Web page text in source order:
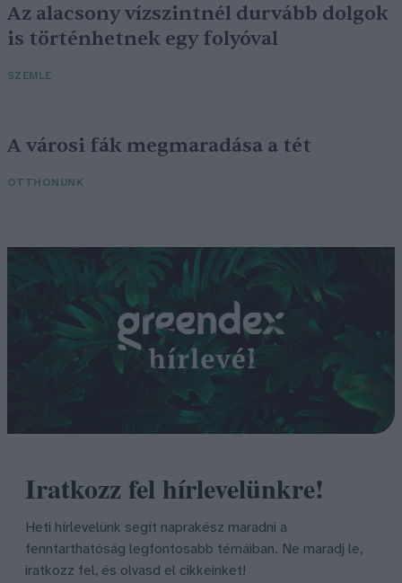
Az alacsony vízszintnél durvább dolgok
is történhetnek egy folyóval
SZEMLE
A városi fák megmaradása a tét
OTTHONUNK
Iratkozz fel hírlevelünkre!
Heti hírlevelünk segít naprakész maradni a
fenntarthatóság legfontosabb témáiban. Ne maradj le,
iratkozz fel, és olvasd el cikkeinket!